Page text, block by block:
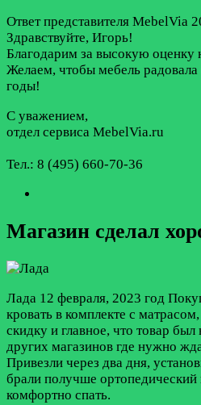
Ответ представителя MebelVia
Здравствуйте, Игорь!
Благодарим за высокую оценку
Желаем, чтобы мебель радовала
годы!
С уважением,
отдел сервиса MebelVia.ru
Тел.: 8 (495) 660-70-36
Магазин сделал
Лада 12 февраля, 2023 год
кровать в комплекте с
скидку и главное, что товар
других магазинов где нужно
Привезли через два дня,
брали получше
комфортно спать.